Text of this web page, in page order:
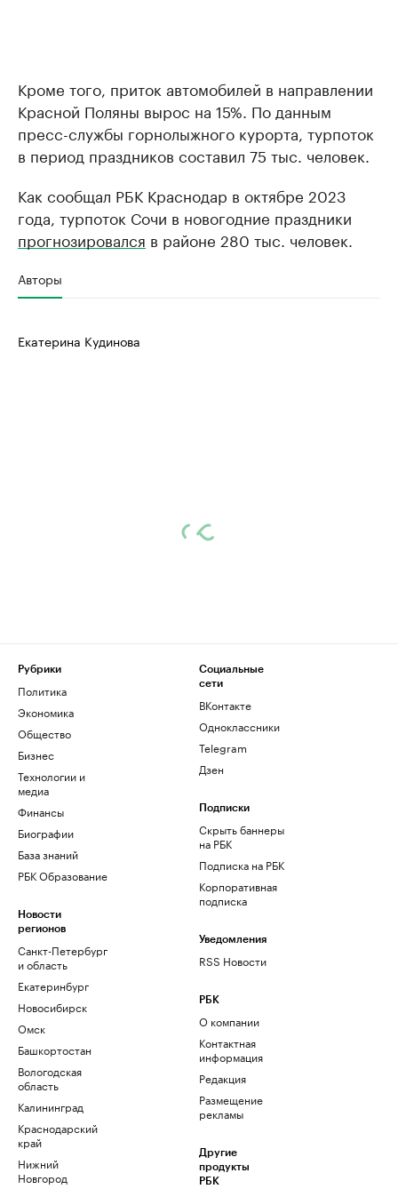
Кроме того, приток автомобилей в направлении
Красной Поляны вырос на 15%. По данным
пресс-службы горнолыжного курорта, турпоток
в период праздников составил 75 тыс. человек.
Как сообщал РБК Краснодар в октябре 2023
года, турпоток Сочи в новогодние праздники
прогнозировался в районе 280 тыс. человек.
Авторы
Екатерина Кудинова
Рубрики
Политика
Экономика
Общество
Бизнес
Технологии и
медиа
Финансы
Биографии
База знаний
РБК Образование
Новости
регионов
Санкт-Петербург
и область
Екатеринбург
Новосибирск
Омск
Башкортостан
Вологодская
область
Калининград
Краснодарский
край
Нижний
Новгород
Социальные
сети
ВКонтакте
Одноклассники
Telegram
Дзен
Подписки
Скрыть баннеры
на РБК
Подписка на РБК
Корпоративная
подписка
Уведомления
RSS Новости
РБК
О компании
Контактная
информация
Редакция
Размещение
рекламы
Другие
продукты
РБК